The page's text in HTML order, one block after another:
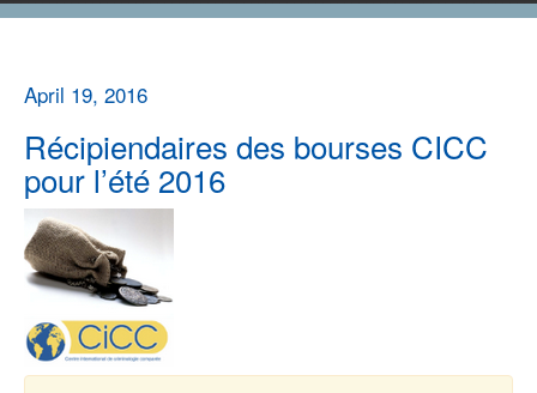
April 19, 2016
Récipiendaires des bourses CICC
pour l’été 2016